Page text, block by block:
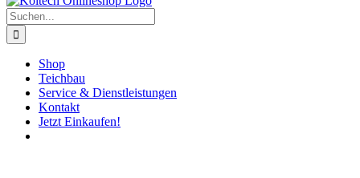
Suche
nach:
Shop
Teichbau
Service & Dienstleistungen
Kontakt
Jetzt Einkaufen!